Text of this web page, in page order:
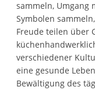
sammeln, Umgang
Symbolen
Freude teilen über
verschiedener
eine gesunde
Bewältigung des